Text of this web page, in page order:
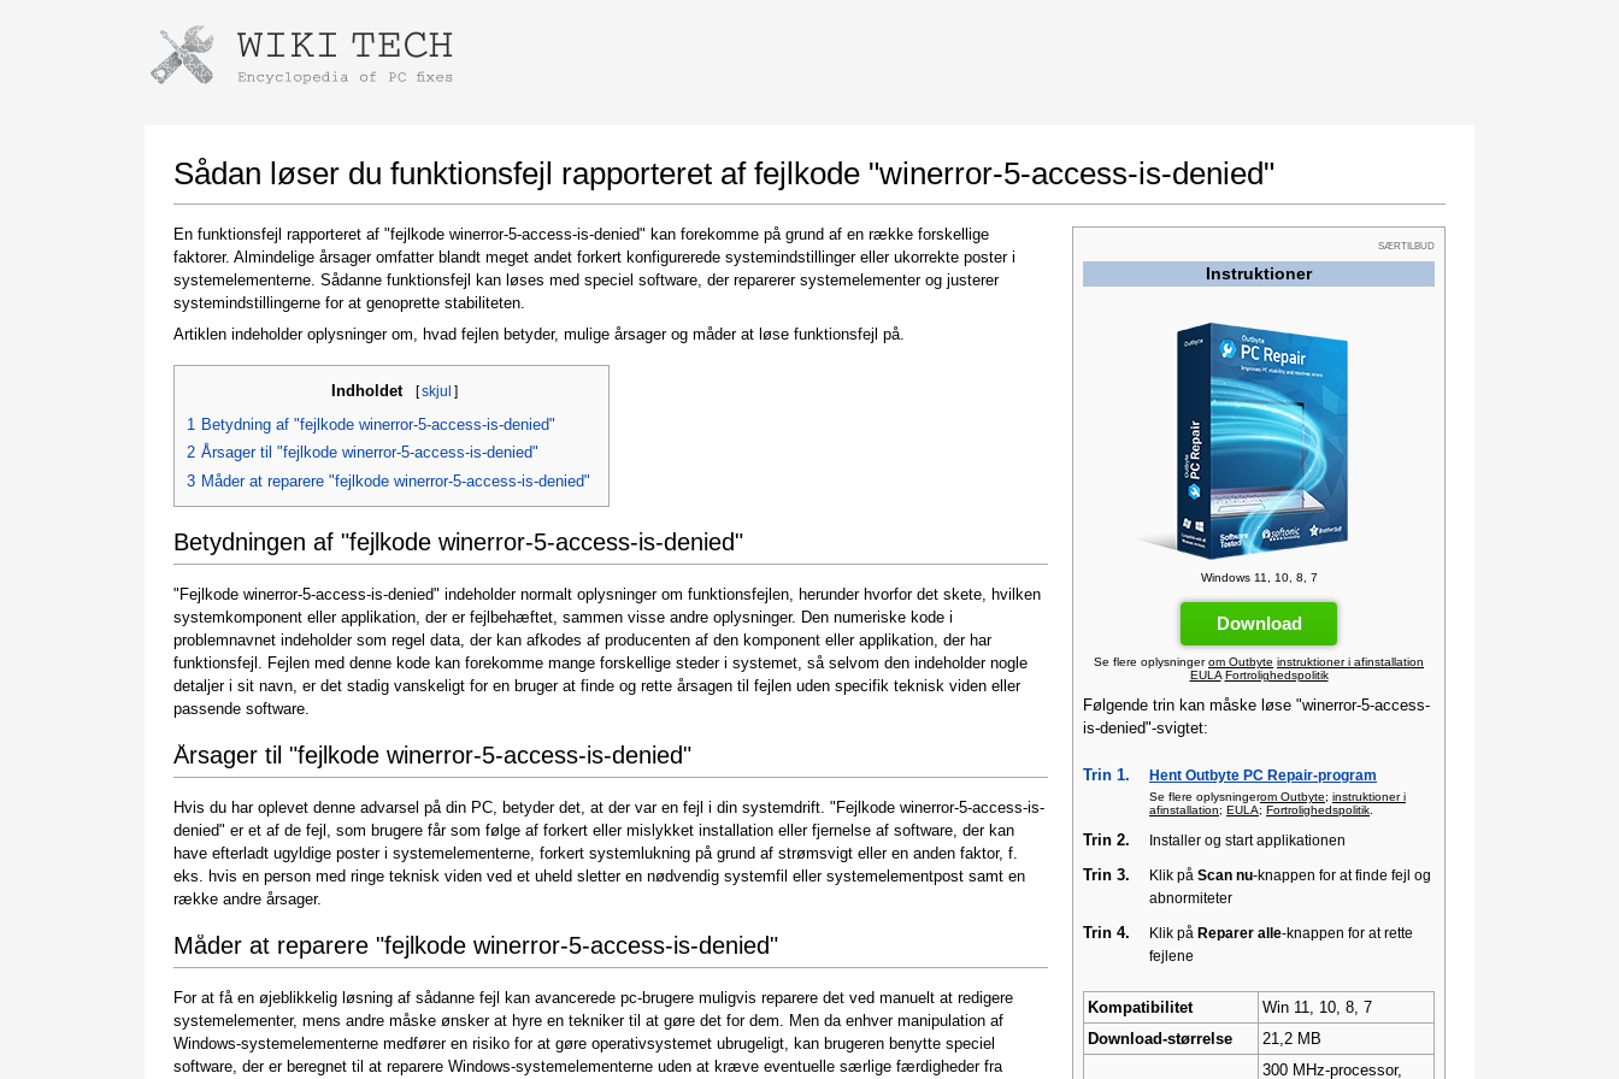
Sådan løser du funktionsfejl rapporteret af fejlkode "winerror-5-access-is-denied"
SÆRTILBUD
Instruktioner
Windows 11, 10, 8, 7
Download
Se flere oplysningerom Outbyte instruktioner i afinstallation
EULA Fortrolighedspolitik
Følgende trin kan måske løse "winerror-5-access-
is-denied"-svigtet:
Trin 1. Hent Outbyte PC Repair-program
Se flere oplysningerom Outbyte; instruktioner i
afinstallation; EULA; Fortrolighedspolitik
Trin 2. Installer og start applikationen
Trin 3. Klik på Scan nu-knappen for at finde fejl og
abnormiteter
Trin 4. Klik på Reparer alle-knappen for at rette
fejlene
Kompatibilitet
Win 11, 10, 8, 7
Download-størrelse
21,2 MB
300 MHz-processor,
En funktionsfejl rapporteret af "fejlkode winerror-5-access-is-denied" kan forekomme på grund af en række forskellige
faktorer. Almindelige årsager omfatter blandt meget andet forkert konfigurerede systemindstillinger eller ukorrekte poster i
systemelementerne. Sådanne funktionsfejl kan løses med speciel software, der reparerer systemelementer og justerer
systemindstillingerne for at genoprette stabiliteten.
Artiklen indeholder oplysninger om, hvad fejlen betyder, mulige årsager og måder at løse funktionsfejl på.
Indholdet [skjul ]
1 Betydning af "fejlkode winerror-5-access-is-denied"
2 Årsager til "fejlkode winerror-5-access-is-denied"
3 Måder at reparere "fejlkode winerror-5-access-is-denied"
Betydningen af "fejlkode winerror-5-access-is-denied"
"Fejlkode winerror-5-access-is-denied" indeholder normalt oplysninger om funktionsfejlen, herunder hvorfor det skete, hvilken
systemkomponent eller applikation, der er fejlbehæftet, sammen visse andre oplysninger. Den numeriske kode i
problemnavnet indeholder som regel data, der kan afkodes af producenten af den komponent eller applikation, der har
funktionsfejl. Fejlen med denne kode kan forekomme mange forskellige steder i systemet, så selvom den indeholder nogle
detaljer i sit navn, er det stadig vanskeligt for en bruger at finde og rette årsagen til fejlen uden specifik teknisk viden eller
passende software.
Årsager til "fejlkode winerror-5-access-is-denied"
Hvis du har oplevet denne advarsel på din PC, betyder det, at der var en fejl i din systemdrift. "Fejlkode winerror-5-access-is-
denied" er et af de fejl, som brugere får som følge af forkert eller mislykket installation eller fjernelse af software, der kan
have efterladt ugyldige poster i systemelementerne, forkert systemlukning på grund af strømsvigt eller en anden faktor, f.
eks. hvis en person med ringe teknisk viden ved et uheld sletter en nødvendig systemfil eller systemelementpost samt en
række andre årsager.
Måder at reparere "fejlkode winerror-5-access-is-denied"
For at få en øjeblikkelig løsning af sådanne fejl kan avancerede pc-brugere muligvis reparere det ved manuelt at redigere
systemelementer, mens andre måske ønsker at hyre en tekniker til at gøre det for dem. Men da enhver manipulation af
Windows-systemelementerne medfører en risiko for at gøre operativsystemet ubrugeligt, kan brugeren benytte speciel
software, der er beregnet til at reparere Windows-systemelementerne uden at kræve eventuelle særlige færdigheder fra
Instructions for downloading using Google Chrome
Once the download is complete, click on the
downloaded file link